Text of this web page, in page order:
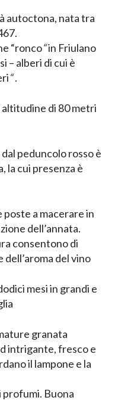
autoctona, nata tra
“ronco“in Friulano
– alberi di cui è
“.
altitudine di 80 metri
peduncolo rosso è
la cui presenza è
poste a macerare in
dell’annata.
consentono di
del vino
mesi in grandi e
granata
intrigante, fresco e
il lampone e la
profumi. Buona